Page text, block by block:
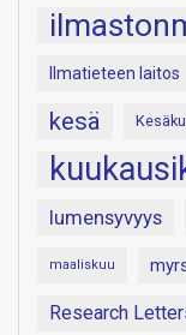
Ilmatieteen laitos
kesä
lumensyvyys
maaliskuu
Research